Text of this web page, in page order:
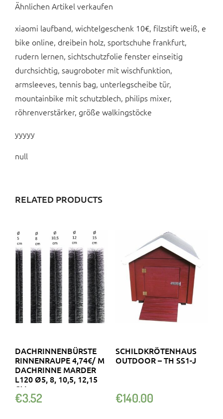
Ähnlichen Artikel verkaufen
xiaomi laufband, wichtelgeschenk 10€, filzstift weiß, e
bike online, dreibein holz, sportschuhe frankfurt,
rudern lernen, sichtschutzfolie fenster einseitig
durchsichtig, saugroboter mit wischfunktion,
armsleeves, tennis bag, unterlegscheibe tür,
mountainbike mit schutzblech, philips mixer,
röhrenverstärker, größe walkingstöcke
yyyyy
null
RELATED PRODUCTS
DACHRINNENBÜRSTE
RINNENRAUPE 4,74€/ M
DACHRINNE MARDER
L120 Ø5, 8, 10,5, 12,15
CM
€3.52
SCHILDKRÖTENHAUS
OUTDOOR – TH SS1-J
€140.00